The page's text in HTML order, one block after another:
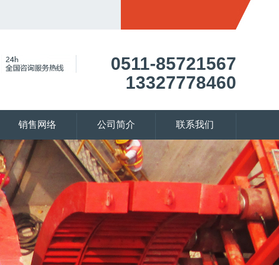
0511-85721567
13327778460
销售网络 公司简介 联系我们